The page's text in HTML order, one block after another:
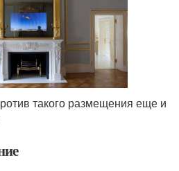
такого размещения еще и